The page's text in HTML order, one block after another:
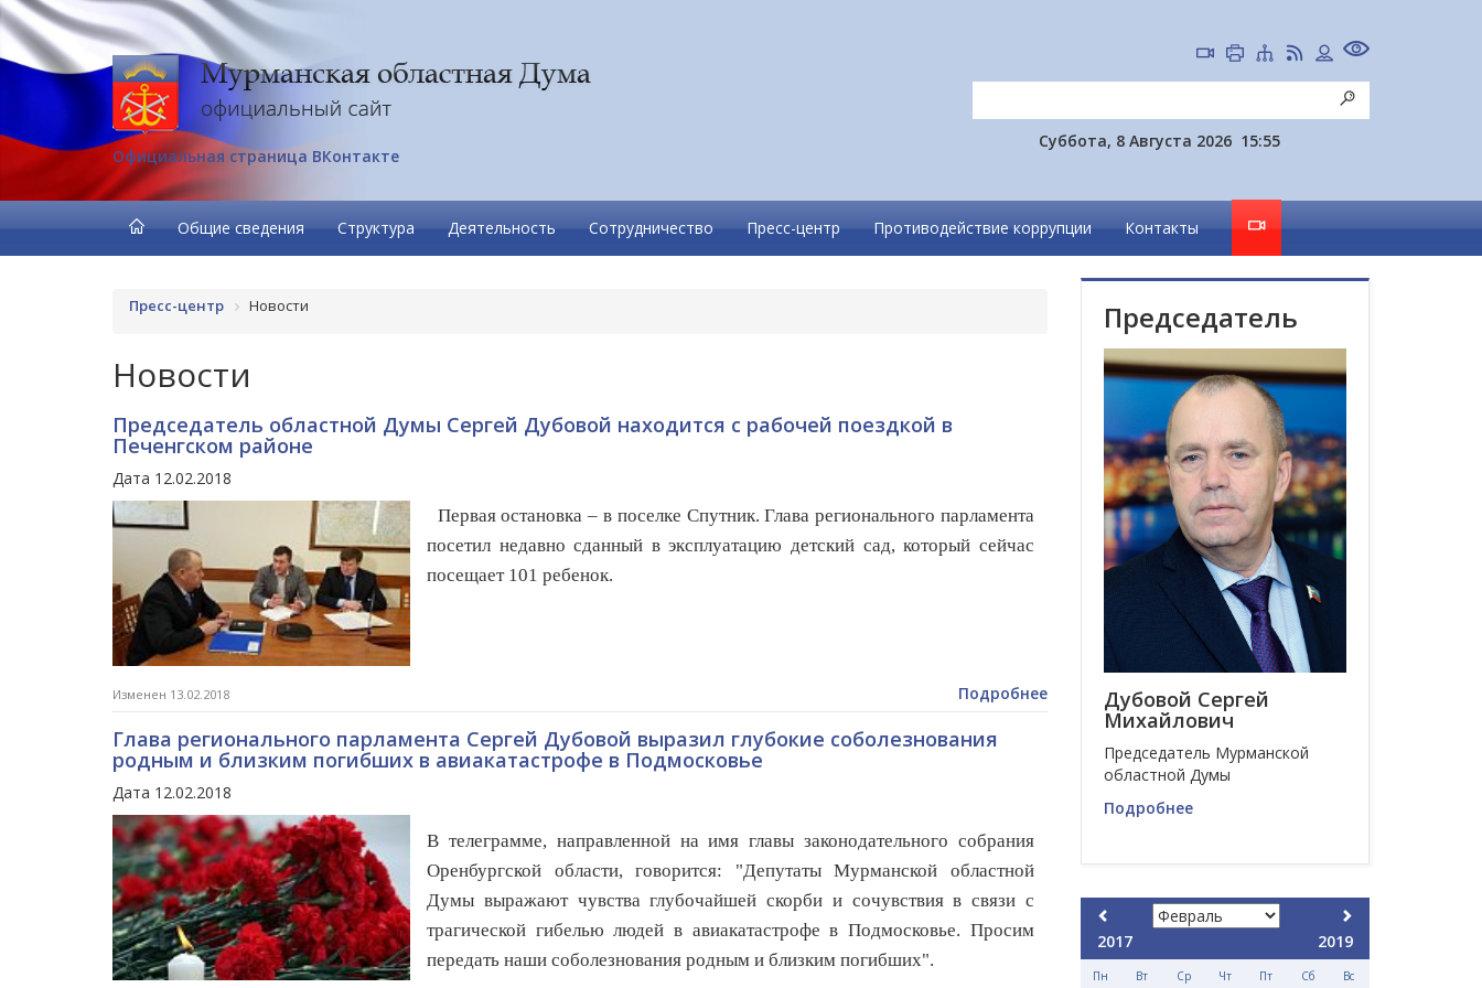
Официальная страница ВКонтакте
Суббота, 8 Августа 2026 15:55
Общие сведения Структура Деятельность Сотрудничество Пресс-центр Противодействие коррупции Контакты
Пресс-центр Новости
Новости
Председатель областной Думы Сергей Дубовой находится с рабочей поездкой в
Печенгском районе
Дата 12.02.2018
Первая остановка – в поселке Спутник. Глава регионального парламента
посетил недавно сданный в эксплуатацию детский сад, который сейчас
посещает 101 ребенок.
Изменен 13.02.2018 Подробнее
Глава регионального парламента Сергей Дубовой выразил глубокие соболезнования
родным и близким погибших в авиакатастрофе в Подмосковье
Дата 12.02.2018
В телеграмме, направленной на имя главы законодательного собрания
Оренбургской области, говорится: "Депутаты Мурманской областной
Думы выражают чувства глубочайшей скорби и сочувствия в связи с
трагической гибелью людей в авиакатастрофе в Подмосковье. Просим
передать наши соболезнования родным и близким погибших".
Председатель
Дубовой Сергей
Михайлович
Председатель Мурманской
областной Думы
Подробнее
2017 2019
Пн Вт Ср Чт Пт Сб Вс